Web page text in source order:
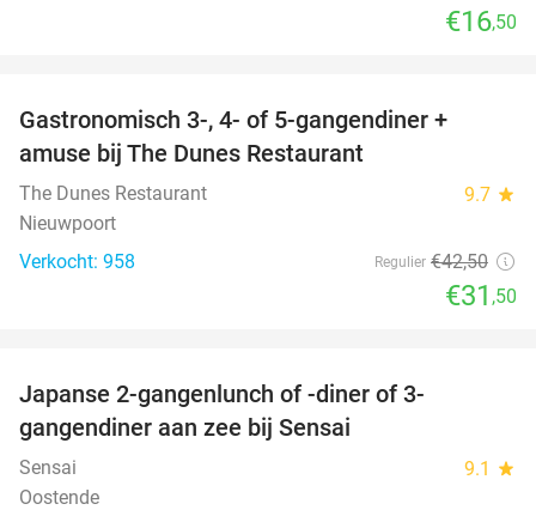
€16,50
Gastronomisch 3-, 4- of 5-gangendiner +
amuse bij The Dunes Restaurant
The Dunes Restaurant 9.7 star
Nieuwpoort
Verkocht: 958
Regulier €42,50
€31 ,50
Japanse 2-gangenlunch of -diner of 3-
gangendiner aan zee bij Sensai
Sensai 9.1 star
Oostende